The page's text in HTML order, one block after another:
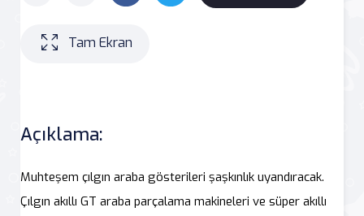
Tam Ekran
Açıklama:
Muhteşem çılgın araba gösterileri şaşkınlık uyandıracak.
Çılgın akıllı GT araba parçalama makineleri ve süper akıllı